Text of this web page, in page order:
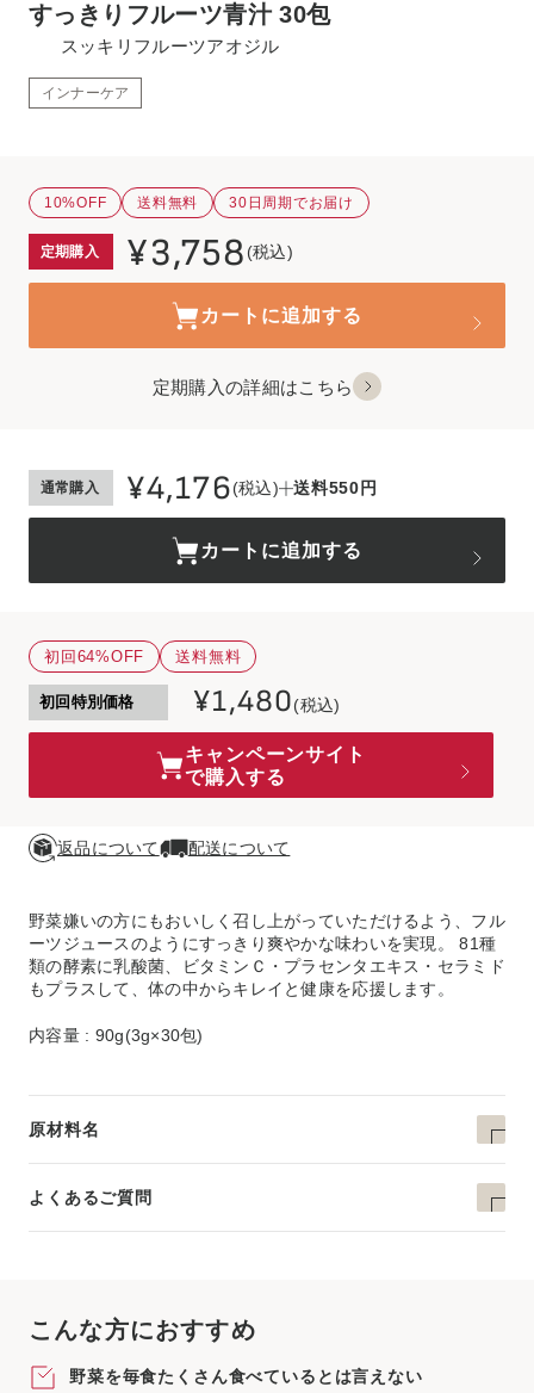
すっきりフルーツ青汁 30包
スッキリフルーツアオジル
インナーケア
10%OFF 送料無料 30日周期でお届け
定期購入 ¥3,758 (税込)
カートに追加する
定期購入の詳細はこちら
通常購入 ¥4,176(税込) 送料550円
カートに追加する
初回64%OFF 送料無料
初回特別価格 ¥1,480(税込)
キャンペーンサイト
で購入する
返品について 配送について
野菜嫌いの方にもおいしく召し上がっていただけるよう、フル
ーツジュースのようにすっきり爽やかな味わいを実現。 81種
類の酵素に乳酸菌、ビタミンＣ・プラセンタエキス・セラミド
もプラスして、体の中からキレイと健康を応援します。
内容量 : 90g(3g×30包)
原材料名
よくあるご質問
こんな方におすすめ
野菜を毎食たくさん食べているとは言えない